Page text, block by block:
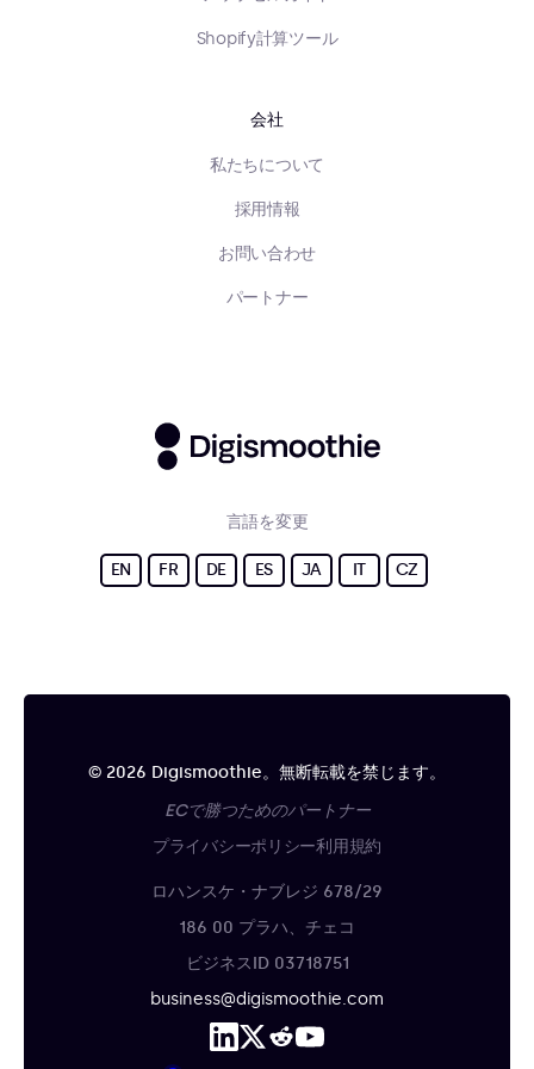
Shopify計算ツール
会社
私たちについて
採用情報
お問い合わせ
パートナー
言語を変更
EN FR DE ES JA IT CZ
© 2026 Digismoothie。無断転載を禁じます。
ECで勝つためのパートナー
プライバシーポリシー利用規約
ロハンスケ・ナブレジ 678/29
186 00 プラハ、チェコ
ビジネスID 03718751
business@digismoothie.com